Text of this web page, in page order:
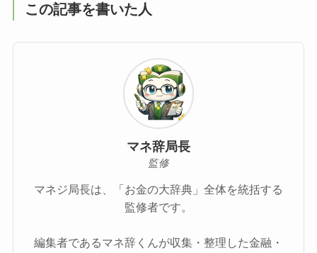
この記事を書いた人
マネ辞局長
監修
マネジ局長は、「お金の大辞典」全体を統括する
監修者です。
編集者であるマネ辞くんが収集・整理した金融・